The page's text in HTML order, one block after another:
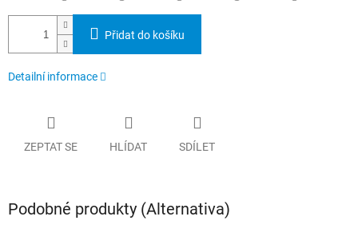
Přidat do košíku
Detailní informace
ZEPTAT SE HLÍDAT SDÍLET
Podobné produkty (Alternativa)